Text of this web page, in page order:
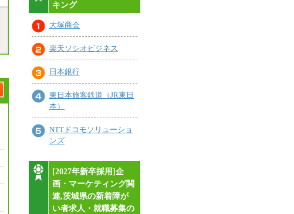
キング
大塚商会
楽天ソシオビジネス
日本銀行
東日本旅客鉄道（JR東日
本）
NTTドコモソリューショ
ンズ
[2027年新卒採用]企
画・マーケティング関
連,茨城県の新着障が
い者求人・就職募集の